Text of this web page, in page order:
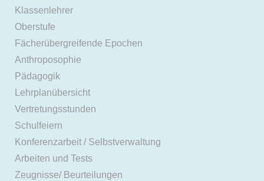
Klassenlehrer
Oberstufe
Fächerübergreifende Epochen
Anthroposophie
Pädagogik
Lehrplanübersicht
Vertretungsstunden
Schulfeiern
Konferenzarbeit / Selbstverwaltung
Arbeiten und Tests
Zeugnisse/ Beurteilungen